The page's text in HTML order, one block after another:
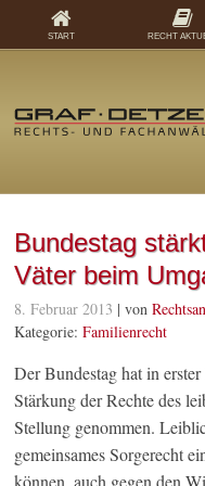
Bundestag
Väter beim
8. Februar 2013 | von
Kategorie:Familienrecht
Der Bundestag hat in
Stärkung der Rechte des
Stellung genommen.
gemeinsames Sorgerecht
können, auch gegen den
START RECHT